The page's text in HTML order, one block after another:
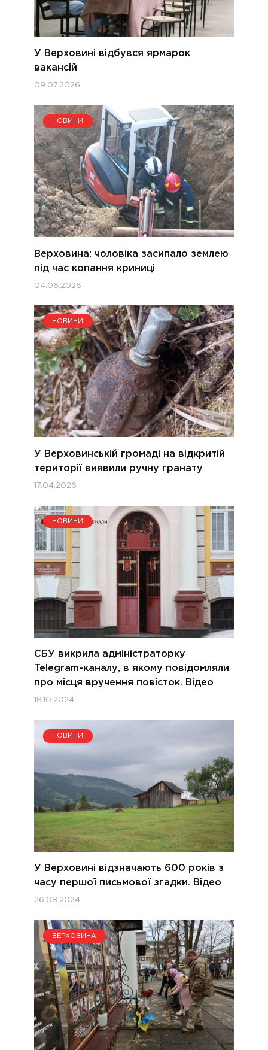
У Верховині відбувся ярмарок
вакансій
09.07.2026
НОВИНИ
Верховина: чоловіка засипало землею
під час копання криниці
04.06.2026
НОВИНИ
У Верховинській громаді на відкритій
території виявили ручну гранату
17.04.2026
НОВИНИ
СБУ викрила адміністраторку
Telegram-каналу, в якому повідомляли
про місця вручення повісток. Відео
18.10.2024
НОВИНИ
У Верховині відзначають 600 років з
часу першої письмової згадки. Відео
26.08.2024
ВЕРХОВИНА